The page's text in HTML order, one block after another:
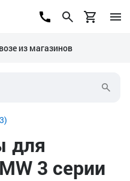
из магазинов
для
3 серии